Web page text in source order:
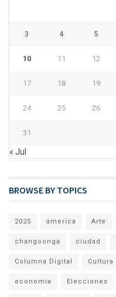
3 4 5
10 11 12
17 18 19
24 25 26
31
« Jul
BROWSE BY TOPICS
2025 america Arte
changoonga ciudad
Columna Digital Cultura
economia Elecciones